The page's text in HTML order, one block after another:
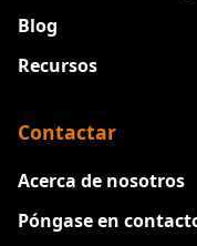
Blog
Recursos
Contactar
Acerca de nosotros
Póngase en